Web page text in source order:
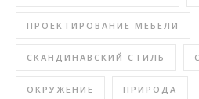
ПРОЕКТИРОВАНИЕ МЕБЕЛИ
СКАНДИНАВСКИЙ СТИЛЬ
ОКРУЖЕНИЕ ПРИРОДА